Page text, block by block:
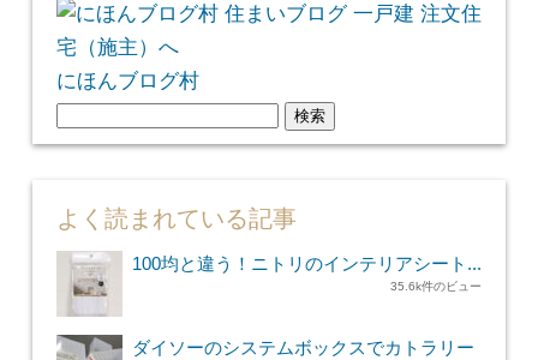
にほんブログ村
索:
よく読まれている記事
100均と違う！ニトリのインテリアシート...
35.6k件のビュー
ダイソーのシステムボックスでカトラリー